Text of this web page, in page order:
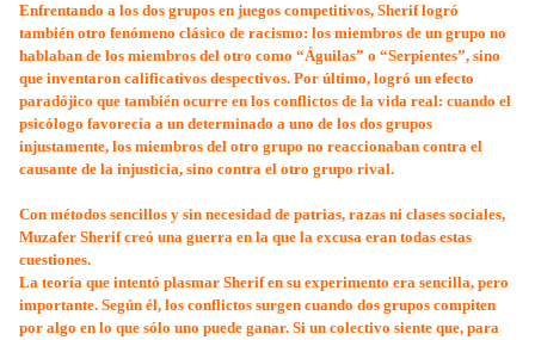
Enfrentando a los dos grupos en juegos competitivos, Sherif logró
también otro fenómeno clásico de racismo: los miembros de un grupo no
hablaban de los miembros del otro como “Águilas” o “Serpientes”, sino
que inventaron calificativos despectivos. Por último, logró un efecto
paradójico que también ocurre en los conflictos de la vida real: cuando el
psicólogo favorecía a un determinado a uno de los dos grupos
injustamente, los miembros del otro grupo no reaccionaban contra el
causante de la injusticia, sino contra el otro grupo rival.
Con métodos sencillos y sin necesidad de patrias, razas ni clases sociales,
Muzafer Sherif creó una guerra en la que la excusa eran todas estas
cuestiones.
La teoría que intentó plasmar Sherif en su experimento era sencilla, pero
importante. Según él, los conflictos surgen cuando dos grupos compiten
por algo en lo que sólo uno puede ganar. Si un colectivo siente que, para